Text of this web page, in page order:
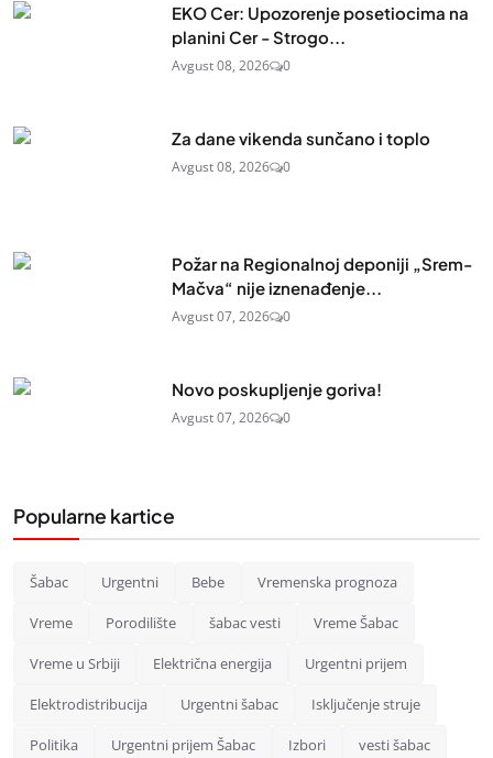
EKO Cer: Upozorenje posetiocima na
planini Cer - Strogo...
Avgust 08, 2026 0
Za dane vikenda sunčano i toplo
Avgust 08, 2026 0
Požar na Regionalnoj deponiji „Srem-
Mačva“ nije iznenađenje...
Avgust 07, 2026 0
Novo poskupljenje goriva!
Avgust 07, 2026 0
Popularne kartice
Šabac Urgentni Bebe Vremenska prognoza
Vreme Porodilište šabac vesti Vreme Šabac
Vreme u Srbiji Električna energija Urgentni prijem
Elektrodistribucija Urgentni šabac Isključenje struje
Politika Urgentni prijem Šabac Izbori vesti šabac